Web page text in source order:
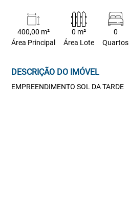
400,00 m²
Área Principal
0 m²
Área Lote
0
Quartos
DESCRIÇÃO DO IMÓVEL
EMPREENDIMENTO SOL DA TARDE